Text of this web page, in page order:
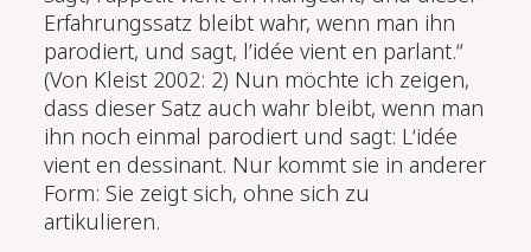
Erfahrungssatz bleibt wahr, wenn man ihn
parodiert, und sagt, l’idée vient en parlant.“
(Von Kleist 2002: 2) Nun möchte ich zeigen,
dass dieser Satz auch wahr bleibt, wenn man
ihn noch einmal parodiert und sagt: L‘idée
vient en dessinant. Nur kommt sie in anderer
Form: Sie zeigt sich, ohne sich zu
artikulieren.